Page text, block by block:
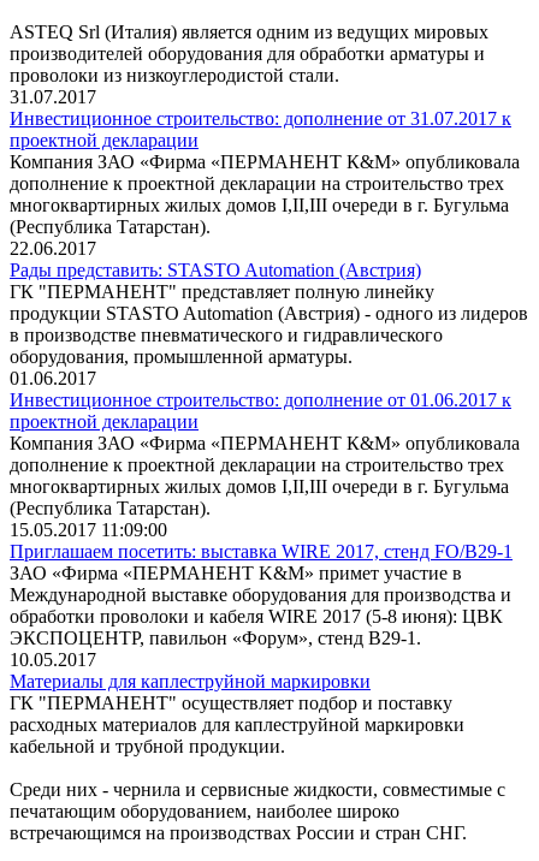
ASTEQ Srl (Италия) является одним из ведущих мировых
производителей оборудования для обработки арматуры и
проволоки из низкоуглеродистой стали.
31.07.2017
Инвестиционное строительство: дополнение от 31.07.2017 к
проектной декларации
Компания ЗАО «Фирма «ПЕРМАНЕНТ К&М» опубликовала
дополнение к проектной декларации на строительство трех
многоквартирных жилых домов I,II,III очереди в г. Бугульма
(Республика Татарстан).
22.06.2017
Рады представить: STASTO Automation (Австрия)
ГК "ПЕРМАНЕНТ" представляет полную линейку
продукции STASTO Automation (Австрия) - одного из лидеров
в производстве пневматического и гидравлического
оборудования, промышленной арматуры.
01.06.2017
Инвестиционное строительство: дополнение от 01.06.2017 к
проектной декларации
Компания ЗАО «Фирма «ПЕРМАНЕНТ К&М» опубликовала
дополнение к проектной декларации на строительство трех
многоквартирных жилых домов I,II,III очереди в г. Бугульма
(Республика Татарстан).
15.05.2017 11:09:00
Приглашаем посетить: выставка WIRE 2017, стенд FO/B29-1
ЗАО «Фирма «ПЕРМАНЕНТ K&M» примет участие в
Международной выставке оборудования для производства и
обработки проволоки и кабеля WIRE 2017 (5-8 июня): ЦВК
ЭКСПОЦЕНТР, павильон «Форум», стенд B29-1.
10.05.2017
Материалы для каплеструйной маркировки
ГК "ПЕРМАНЕНТ" осуществляет подбор и поставку
расходных материалов для каплеструйной маркировки
кабельной и трубной продукции.
Среди них - чернила и сервисные жидкости, совместимые с
печатающим оборудованием, наиболее широко
встречающимся на производствах России и стран СНГ.